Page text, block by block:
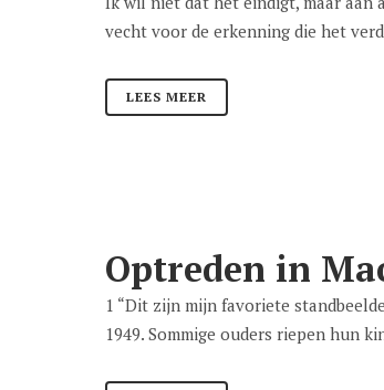
vecht voor de erkenning die het
LEES MEER
Optreden in
1 “Dit zijn mijn favoriete
1949. Sommige ouders riepen hun